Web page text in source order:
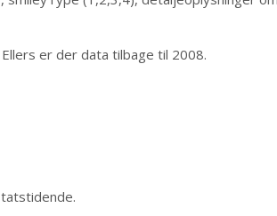
er der data tilbage til 2008.